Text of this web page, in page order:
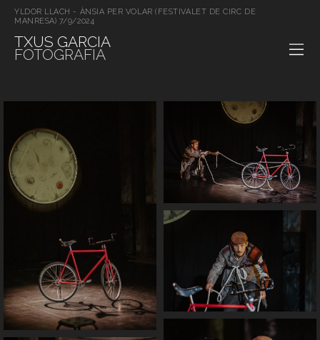
YLDOR LLACH - ÀNSIA PER VOLAR (FESTIVALET DE CIRC DE
MANRESA) 7/9/2024
TXUS GARCIA
FOTOGRAFIA